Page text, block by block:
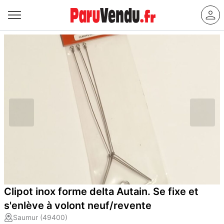
Clipot inox forme delta Autain. Se fixe et
s'enlève à volont neuf/revente
Saumur (49400)